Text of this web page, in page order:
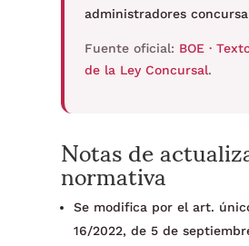
administradores
Fuente oficial: BOE ·
de la Ley Concursal.
Notas de
normativa
Se modifica por el art.
16/2022, de 5 de